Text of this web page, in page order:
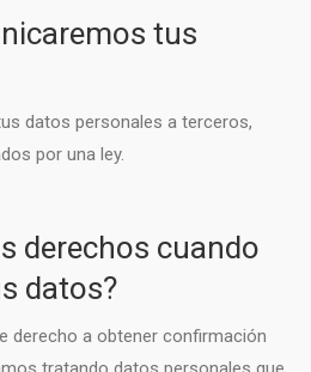
tus
datos personales a terceros,
por una ley.
derechos cuando
datos?
derecho a obtener confirmación